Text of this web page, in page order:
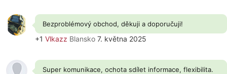
Bezproblémový obchod, děkuji a doporučuji!
+1 Vlkazz Blansko 7. května 2025
Super komunikace, ochota sdílet informace, flexibilita.